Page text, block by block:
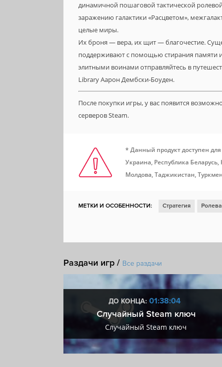
динамичной пошаговой тактической
заражению галактики «Расцветом»,
целые миры.
Их броня — вера, их щит — благочестие.
поддерживают с помощью стирания памяти и
элитными воинами отправляйтесь в
Library Аарон Дембски-Боуден.
После покупки игры, у вас появится
серверов Steam.
* Данный продукт доступен
Украина, Республика
Молдова, Таджикистан,
МЕТКИ И ОСОБЕННОСТИ: Стратегия
Решения с последствиями Пошаговые
Тактическая ролевая игра
Имеются субтитры
Раздачи игр / Все раздачи
ДО КОНЦА: 01:38:03
Случайный Steam ключ
Случайный Steam ключ